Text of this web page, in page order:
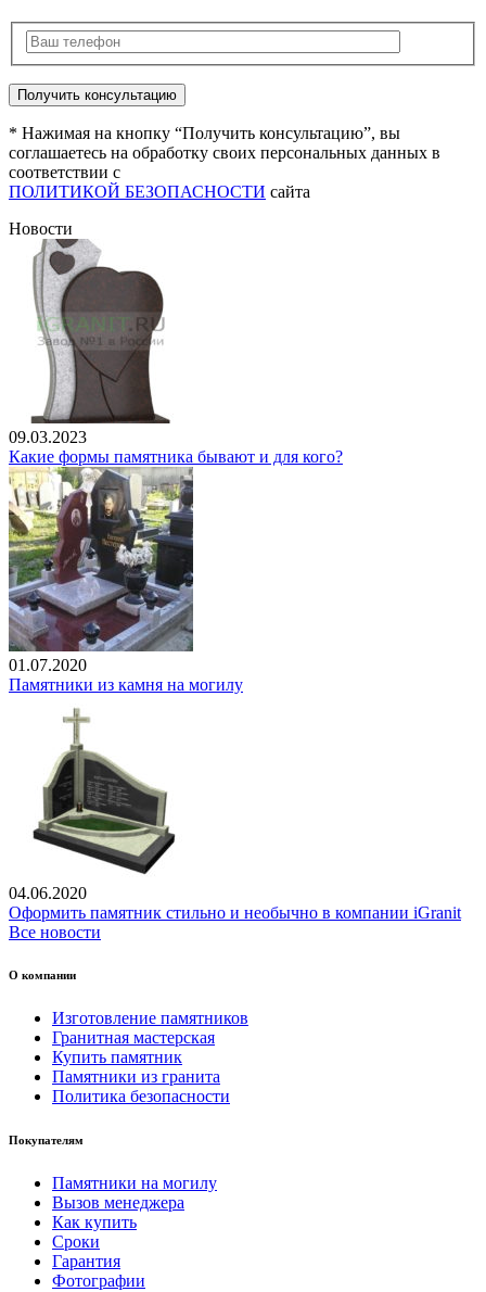
* Нажимая на кнопку “Получить консультацию”, вы
соглашаетесь на обработку своих персональных данных в
соответствии с
ПОЛИТИКОЙ БЕЗОПАСНОСТИ сайта
Новости
09.03.2023
Какие формы памятника бывают и для кого?
01.07.2020
Памятники из камня на могилу
04.06.2020
Оформить памятник стильно и необычно в компании iGranit
Все новости
О компании
Изготовление памятников
Гранитная мастерская
Купить памятник
Памятники из гранита
Политика безопасности
Покупателям
Памятники на могилу
Вызов менеджера
Как купить
Сроки
Гарантия
Фотографии